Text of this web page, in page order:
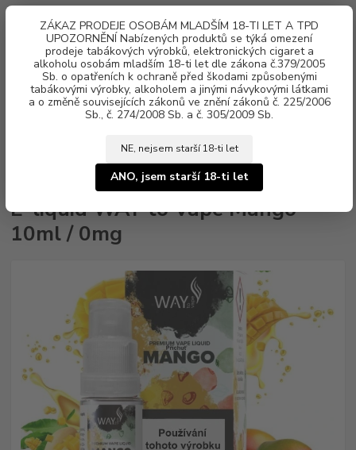
ZÁKAZ PRODEJE OSOBÁM MLADŠÍM 18-TI LET A TPD
UPOZORNĚNÍ Nabízených produktů se týká omezení
prodeje tabákových výrobků, elektronických cigaret a
alkoholu osobám mladším 18-ti let dle zákona č.379/2005
Sb. o opatřeních k ochraně před škodami způsobenými
tabákovými výrobky, alkoholem a jinými návykovými látkami
a o změně souvisejících zákonů ve znění zákonů č. 225/2006
Sb., č. 274/2008 Sb. a č. 305/2009 Sb.
NE, nejsem starší 18-ti let
ANO, jsem starší 18-ti let
Menu
za0 Kč
E-liquid WAY to Vape Mango
10ml / 0mg